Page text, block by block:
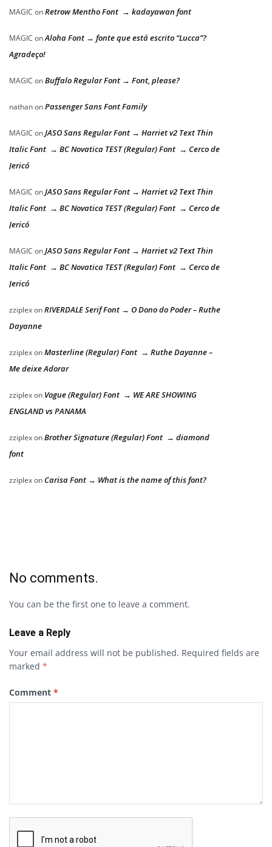
MAGIC onRetrow Mentho Font → kadayawan font
MAGIC onAloha Font → fonte que está escrito “Lucca”?
Agradeço!
MAGIC onBuffalo Regular Font → Font, please?
nathanonPassenger Sans Font Family
MAGIC onJASO Sans Regular Font → Harriet v2 Text Thin
Italic Font → BC Novatica TEST (Regular) Font → Cerco de
Jericó
MAGIC onJASO Sans Regular Font → Harriet v2 Text Thin
Italic Font → BC Novatica TEST (Regular) Font → Cerco de
Jericó
MAGIC onJASO Sans Regular Font → Harriet v2 Text Thin
Italic Font → BC Novatica TEST (Regular) Font → Cerco de
Jericó
zziplexonRIVERDALE Serif Font → O Dono do Poder – Ruthe
Dayanne
zziplexonMasterline (Regular) Font → Ruthe Dayanne –
Me deixe Adorar
zziplexon Vogue (Regular) Font → WE ARE SHOWING
ENGLAND vs PANAMA
zziplexonBrother Signature (Regular) Font → diamond
font
zziplexon Carisa Font → What is the name of this font?
No comments.
You can be the first one to leave a comment.
Leave a Reply
Your email address will not be published. Required fields are
marked *
Comment *